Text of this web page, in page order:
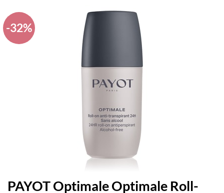
-32%
PAYOT Optimale Optimale Roll-